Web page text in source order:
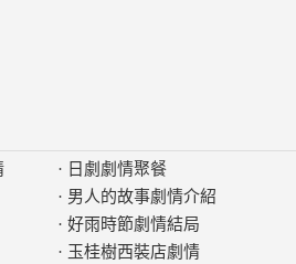
· 日劇劇情聚餐
· 男人的故事劇情介紹
· 好雨時節劇情結局
· 玉桂樹西裝店劇情